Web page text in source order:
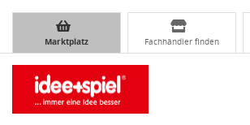
Marktplatz Fachhändler finden